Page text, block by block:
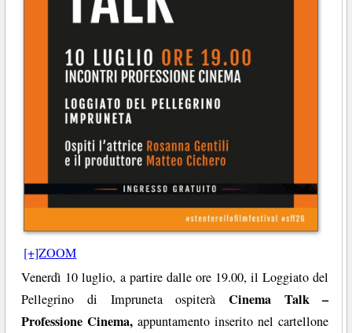
[+]ZOOM
Venerdì 10 luglio, a partire dalle ore 19.00, il Loggiato del
Pellegrino di Impruneta ospiterà Cinema Talk –
Professione Cinema, appuntamento inserito nel cartellone